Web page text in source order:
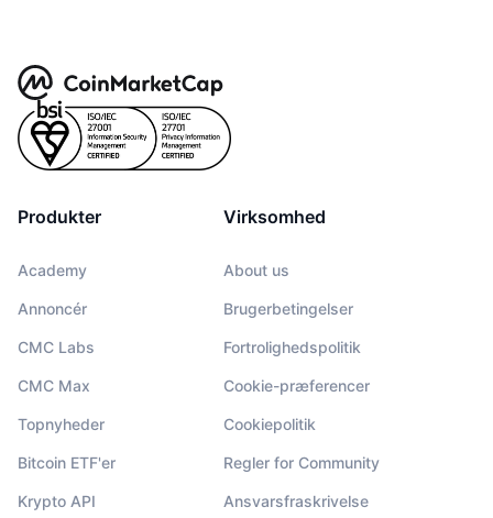
Produkter
Academy
Annoncér
CMC Labs
CMC Max
Topnyheder
Bitcoin ETF'er
Krypto API
Virksomhed
About us
Brugerbetingelser
Fortrolighedspolitik
Cookie-præferencer
Cookiepolitik
Regler for Community
Ansvarsfraskrivelse